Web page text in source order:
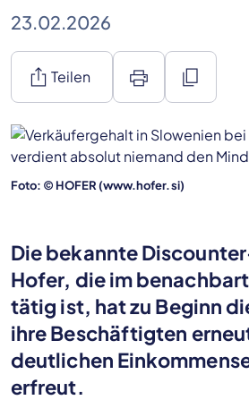
23.02.2026
ios_share Teilen print content_copy
Foto: © HOFER (www.hofer.si)
Die bekannte
Hofer, die im
tätig ist, hat zu Beginn
ihre Beschäftigten
deutlichen
erfreut.